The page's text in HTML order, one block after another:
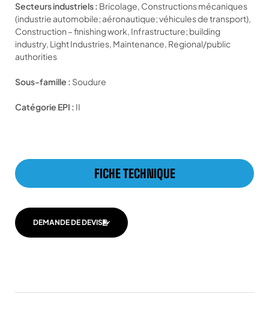
Secteurs industriels : Bricolage, Constructions mécaniques
(industrie automobile; aéronautique; véhicules de transport),
Construction – finishing work, Infrastructure; building
industry, Light Industries, Maintenance, Regional/public
authorities
Sous-famille : Soudure
Catégorie EPI : II
FICHE TECHNIQUE
DEMANDE DE DEVIS